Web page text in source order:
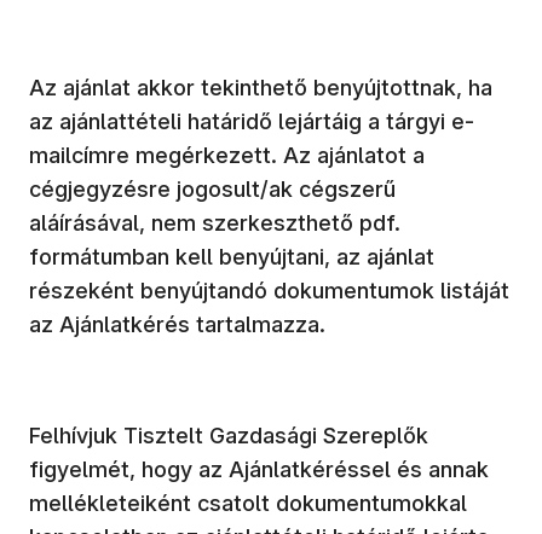
Az ajánlat akkor tekinthető benyújtottnak, ha
az ajánlattételi határidő lejártáig a tárgyi e-
mailcímre megérkezett. Az ajánlatot a
cégjegyzésre jogosult/ak cégszerű
aláírásával, nem szerkeszthető pdf.
formátumban kell benyújtani, az ajánlat
részeként benyújtandó dokumentumok listáját
az Ajánlatkérés tartalmazza.
Felhívjuk Tisztelt Gazdasági Szereplők
figyelmét, hogy az Ajánlatkéréssel és annak
mellékleteiként csatolt dokumentumokkal